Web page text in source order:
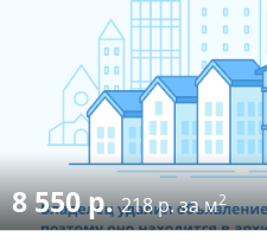
8 550 р.218 р. за м2